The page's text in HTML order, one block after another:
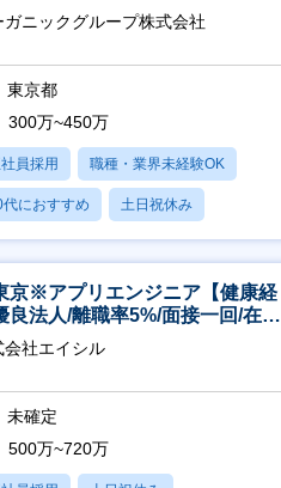
境／年商120億円超の事業会
ガニックグループ株式会社
東京都
300万~450万
員採用 職種・業界未経験OK
代におすすめ 土日祝休み
120日以上
※アプリエンジニア【健康経
良法人/離職率5%/面接一回/在宅
休2日/上流案件多数】
会社エイシル
未確定
500万~720万